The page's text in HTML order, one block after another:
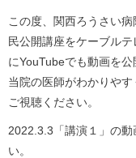
この度、関西ろうさい
民公開講座をケーブル
にYouTubeでも動画を公
当院の医師がわかりや
ご視聴ください。
2022.3.3「講演１」の動
い。